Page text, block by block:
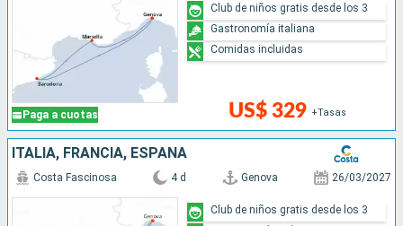
Paga a cuotas US$ 329 +Tasas
Club de niños gratis desde los 3
Gastronomía italiana
Comidas incluidas
ITALIA, FRANCIA, ESPAÑA
Costa Fascinosa 4 d Genova 26/03/2027
Club de niños gratis desde los 3